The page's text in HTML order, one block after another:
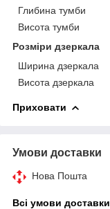
Глибина тумби
Висота тумби
Розміри дзеркала
Ширина дзеркала
Висота дзеркала
Приховати
Умови доставки
Нова Пошта
Всі умови доставки